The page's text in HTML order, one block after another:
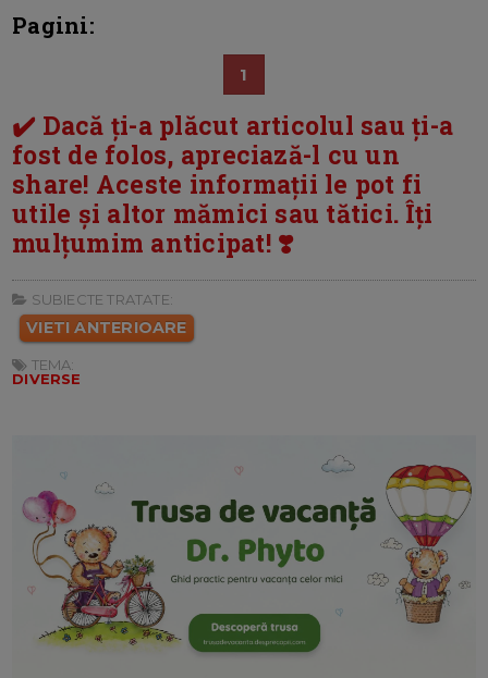
Pagini:
1
✔️ Dacă ți-a plăcut articolul sau ți-a
fost de folos, apreciază-l cu un
share! Aceste informații le pot fi
utile și altor mămici sau tătici. Îți
mulțumim anticipat! ❣️
SUBIECTE TRATATE:
VIETI ANTERIOARE
TEMA:
DIVERSE